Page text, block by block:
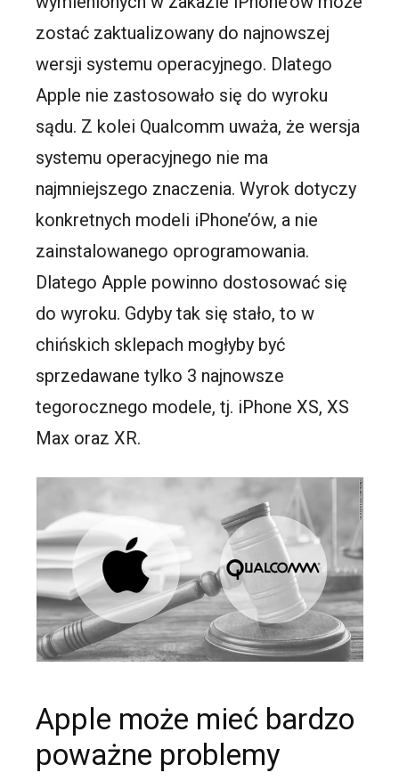
zostać zaktualizowany do najnowszej
wersji systemu operacyjnego. Dlatego
Apple nie zastosowało się do wyroku
sądu. Z kolei Qualcomm uważa, że wersja
systemu operacyjnego nie ma
najmniejszego znaczenia. Wyrok dotyczy
konkretnych modeli iPhone’ów, a nie
zainstalowanego oprogramowania.
Dlatego Apple powinno dostosować się
do wyroku. Gdyby tak się stało, to w
chińskich sklepach mogłyby być
sprzedawane tylko 3 najnowsze
tegorocznego modele, tj. iPhone XS, XS
Max oraz XR.
Apple może mieć bardzo
poważne problemy